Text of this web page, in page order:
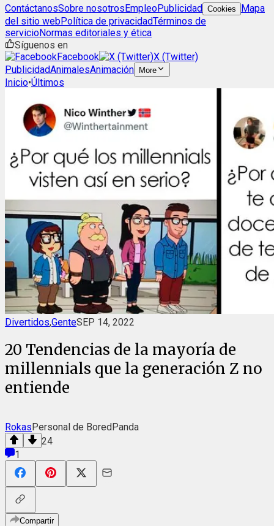
ContáctanosSobre nosotrosEmpleoPublicidad Cookies
Mapa
del sitio webPolítica de privacidadTérminos de
servicioNormas editoriales y ética
Síguenos en
Facebook
X (Twitter)
PublicidadAnimalesAnimación More
Inicio•Últimos
Divertidos,GenteSEP 14, 2022
20 Tendencias de la mayoría de
millennials que la generación Z no
entiende
RokasPersonal de BoredPanda
24
1
Compartir